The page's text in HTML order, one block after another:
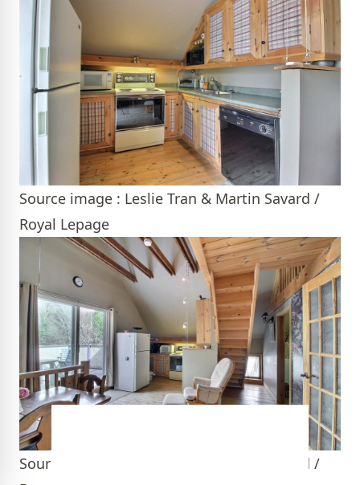
Source image : Leslie Tran & Martin Savard /
Royal Lepage
Source image : Leslie Tran & Martin Savard /